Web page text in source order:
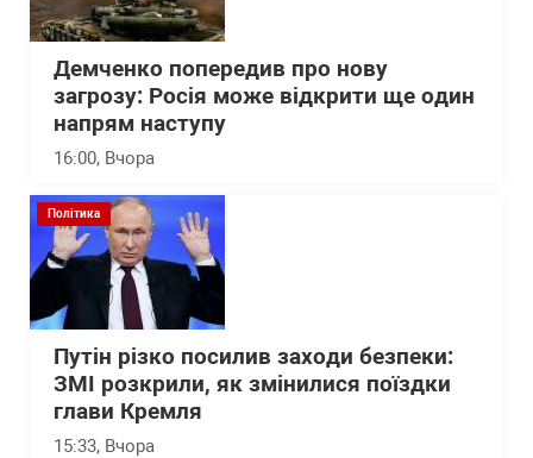
Демченко попередив про нову
загрозу: Росія може відкрити ще один
напрям наступу
16:00, Вчора
Політика
Путін різко посилив заходи безпеки:
ЗМІ розкрили, як змінилися поїздки
глави Кремля
15:33, Вчора